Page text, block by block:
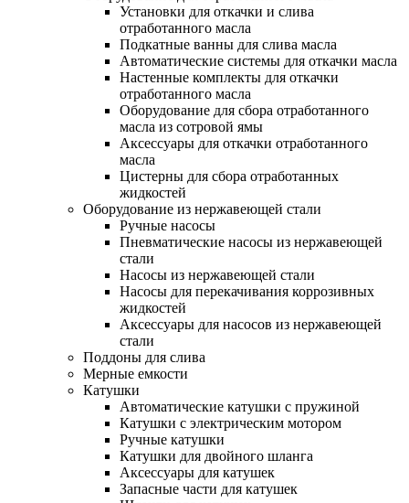
Установки для откачки и слива
отработанного масла
Подкатные ванны для слива масла
Автоматические системы для откачки масла
Настенные комплекты для откачки
отработанного масла
Оборудование для сбора отработанного
масла из сотровой ямы
Аксессуары для откачки отработанного
масла
Цистерны для сбора отработанных
жидкостей
Оборудование из нержавеющей стали
Ручные насосы
Пневматические насосы из нержавеющей
стали
Насосы из нержавеющей стали
Насосы для перекачивания коррозивных
жидкостей
Аксессуары для насосов из нержавеющей
стали
Поддоны для слива
Мерные емкости
Катушки
Автоматические катушки с пружиной
Катушки с электрическим мотором
Ручные катушки
Катушки для двойного шланга
Аксессуары для катушек
Запасные части для катушек